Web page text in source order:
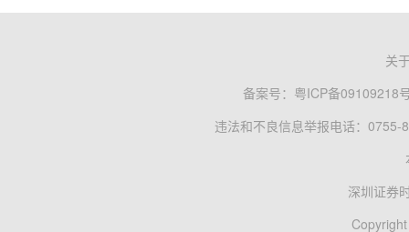
关
备案号： 粤ICP备09109218
违法和不良信息举报电话：0755-
深圳证券